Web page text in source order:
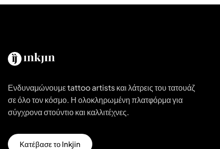
Ενδυναμώνουμε tattoo artists και λάτρεις του τατουάζ
σε όλο τον κόσμο. Η ολοκληρωμένη πλατφόρμα για
σύγχρονα στούντιο και καλλιτέχνες.
Κατέβασε το Inkjin